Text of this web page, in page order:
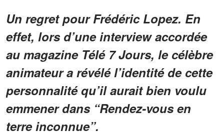
Un regret pour Frédéric Lopez. En
effet, lors d’une interview accordée
au magazine Télé 7 Jours, le célèbre
animateur a révélé l’identité de cette
personnalité qu’il aurait bien voulu
emmener dans “Rendez-vous en
terre inconnue”.